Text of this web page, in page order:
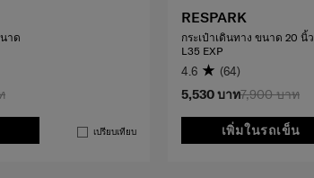
เปรียบเทียบ
าด
7,900 บาท
5,530 บาท
เพิ่มในรถเข็น
RESPARK
กระเป๋าเดินทาง ขนาด 20 นิ้ว
L35 EXP
4.6 (64)